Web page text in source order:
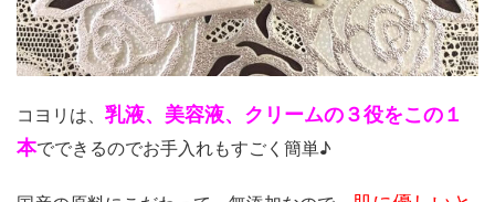
コヨリは、 乳液、美容液、クリームの３役をこの１
本でできるのでお手入れもすごく簡単♪